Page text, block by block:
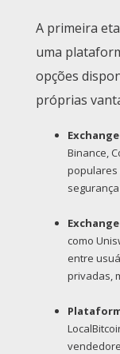
A primeira
uma
opções
próprias
Binance,
populares
como
entre
privadas,